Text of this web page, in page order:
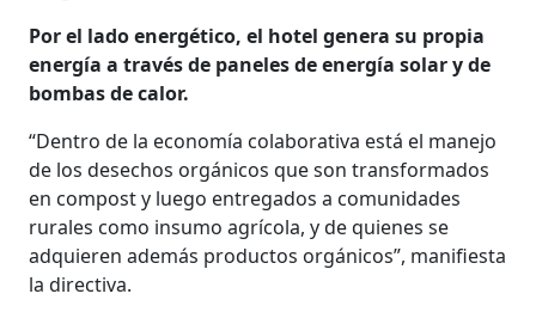
Por el lado energético, el hotel genera su propia
energía a través de paneles de energía solar y de
bombas de calor.
“Dentro de la economía colaborativa está el manejo
de los desechos orgánicos que son transformados
en compost y luego entregados a comunidades
rurales como insumo agrícola, y de quienes se
adquieren además productos orgánicos”, manifiesta
la directiva.